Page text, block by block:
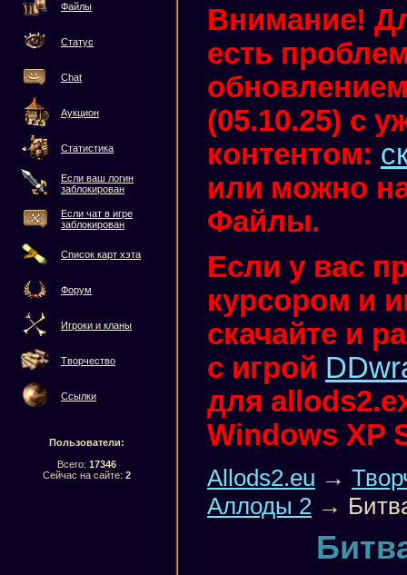
Файлы
Статус
Chat
Аукцион
Статистика
Если ваш логин
заблокирован
Если чат в игре
заблокирован
Список карт хэта
Форум
Игроки и кланы
Творчество
Ссылки
Пользователи:
Всего: 17346
Сейчас на сайте: 2
Внимание!
есть
(05.10.25) с
контентом:
или можно
Файлы.
Если у вас
курсором и
скачайте и
с игрой
для
Windows XP
Allods2.eu →
Аллоды 2 →